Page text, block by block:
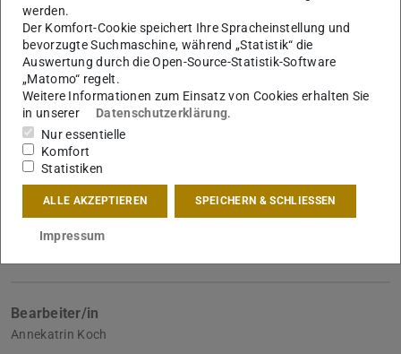
Weitere Daten
Ausgeschrieben am
02.05.2017
Angenommen am
02.05.2017
Fachgruppe
Bearbeiter/in
Annekatrin Koch
werden.
Der Komfort-Cookie speichert Ihre Spracheinstellung und
bevorzugte Suchmaschine, während „Statistik“ die
Auswertung durch die Open-Source-Statistik-Software
„Matomo“ regelt.
Weitere Informationen zum Einsatz von Cookies erhalten Sie
in unserer
Datenschutzerklärung.
Nur essentielle
Komfort
Statistiken
ALLE AKZEPTIEREN SPEICHERN & SCHLIESSEN
Impressum